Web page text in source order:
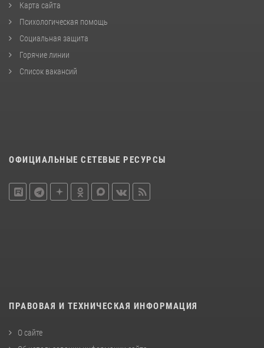
Карта сайта
Психологическая помощь
Социальная защита
Горячие линии
Список вакансий
ОФИЦИАЛЬНЫЕ СЕТЕВЫЕ РЕСУРСЫ
ПРАВОВАЯ И ТЕХНИЧЕСКАЯ ИНФОРМАЦИЯ
О сайте